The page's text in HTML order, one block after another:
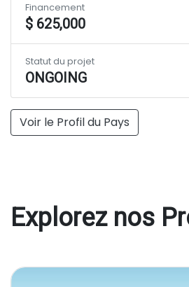
Voir le Profil du Pays
Financement
$ 625,000
Statut du projet
ONGOING
Explorez nos